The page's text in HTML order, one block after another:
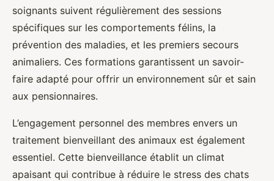
soignants suivent régulièrement des sessions
spécifiques sur les comportements félins, la
prévention des maladies, et les premiers secours
animaliers. Ces formations garantissent un savoir-
faire adapté pour offrir un environnement sûr et sain
aux pensionnaires.
L’engagement personnel des membres envers un
traitement bienveillant des animaux est également
essentiel. Cette bienveillance établit un climat
apaisant qui contribue à réduire le stress des chats